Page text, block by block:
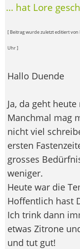
... hat Lore
[ Beitrag wurde zuletzt editiert von
Uhr ]
Hallo Duende
Ja, da geht
Manchmal mag
nicht viel
ersten
grosses
weniger.
Heute war die
Hoffentlich hast
Ich trink dann
etwas Zitrone
und tut gut!